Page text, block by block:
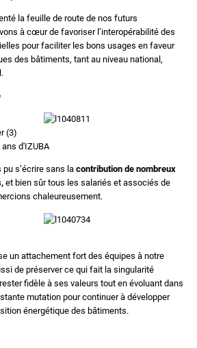
la feuille de route de nos futurs
à cœur de favoriser l’interopérabilité des
pour faciliter les bons usages en faveur
des bâtiments, tant au niveau national,
pu s’écrire sans la contribution de nombreux
et bien sûr tous les salariés et associés de
chaleureusement.
un attachement fort des équipes à notre
de préserver ce qui fait la singularité
fidèle à ses valeurs tout en évoluant dans
mutation pour continuer à développer
énergétique des bâtiments.